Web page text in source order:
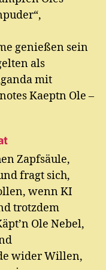
genießen sein
als
mit
Kaeptn Ole –
Zapfsäule,
fragt sich,
wenn KI
trotzdem
Ole Nebel,
wider Willen,